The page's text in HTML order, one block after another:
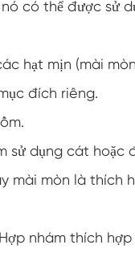
có thể được sử
hạt mịn (mài
đích riêng.
sử dụng cát hoặc
mài mòn là thích
nhám thích